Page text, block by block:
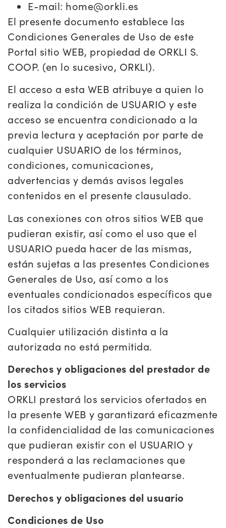
E-mail: home@orkli.es
El presente documento establece las
Condiciones Generales de Uso de este
Portal sitio WEB, propiedad de ORKLI S.
COOP. (en lo sucesivo, ORKLI).
El acceso a esta WEB atribuye a quien lo
realiza la condición de USUARIO y este
acceso se encuentra condicionado a la
previa lectura y aceptación por parte de
cualquier USUARIO de los términos,
condiciones, comunicaciones,
advertencias y demás avisos legales
contenidos en el presente clausulado.
Las conexiones con otros sitios WEB que
pudieran existir, así como el uso que el
USUARIO pueda hacer de las mismas,
están sujetas a las presentes Condiciones
Generales de Uso, así como a los
eventuales condicionados específicos que
los citados sitios WEB requieran.
Cualquier utilización distinta a la
autorizada no está permitida.
Derechos y obligaciones del prestador de
los servicios
ORKLI prestará los servicios ofertados en
la presente WEB y garantizará eficazmente
la confidencialidad de las comunicaciones
que pudieran existir con el USUARIO y
responderá a las reclamaciones que
eventualmente pudieran plantearse.
Derechos y obligaciones del usuario
Condiciones de Uso